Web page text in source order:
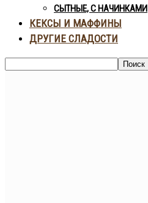
СЫТНЫЕ, С НАЧИНКАМИ
КЕКСЫ И МАФФИНЫ
ДРУГИЕ СЛАДОСТИ